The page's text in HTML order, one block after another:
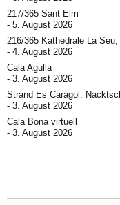
217/365 Sant Elm
5. August 2026
216/365 Kathedrale La
4. August 2026
Cala Agulla
3. August 2026
Strand Es Caragol:
3. August 2026
Cala Bona virtuell
3. August 2026